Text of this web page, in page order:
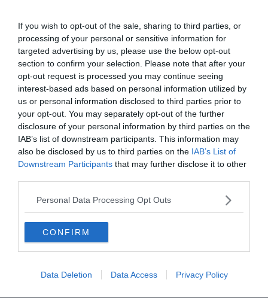
If you wish to opt-out of the sale, sharing to third parties, or
processing of your personal or sensitive information for
targeted advertising by us, please use the below opt-out
section to confirm your selection. Please note that after your
opt-out request is processed you may continue seeing
interest-based ads based on personal information utilized by
us or personal information disclosed to third parties prior to
your opt-out. You may separately opt-out of the further
disclosure of your personal information by third parties on the
IAB’s list of downstream participants. This information may
also be disclosed by us to third parties on the IAB’s List of
Downstream Participants that may further disclose it to other
Personal Data Processing Opt Outs
CONFIRM
Data Deletion Data Access Privacy Policy
Nem mind barátod, aki
rád ____________.
ír
mosolyog
köszön